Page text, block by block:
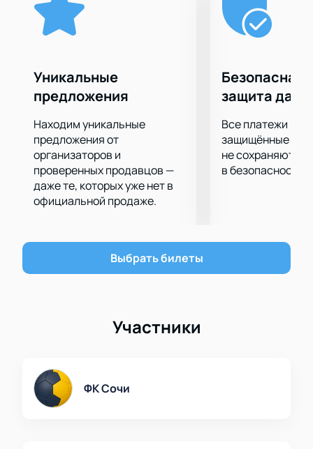
впечатления от профессионального футбола.
Каким будет исход предстоящей игры, вы узнаете
первыми, купив билеты на матч и побывав на
соперничества, драйв и эмоциональный подъем,
словом, отличная перезагрузка после будничной
недели.
Уникальные
предложения
Находим уникальные
предложения от
организаторов и
проверенных продавцов —
даже те, которых уже нет в
официальной продаже.
Безопасная
защита
Все платежи
защищённые
не сохраняются
в безопасности.
Выбрать билеты
Участники
ФК Сочи